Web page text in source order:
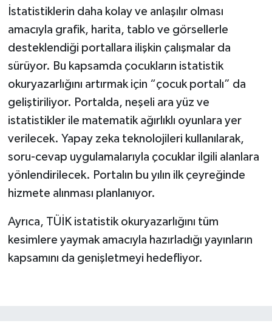
İstatistiklerin daha kolay ve anlaşılır olması
amacıyla grafik, harita, tablo ve görsellerle
desteklendiği portallara ilişkin çalışmalar da
sürüyor. Bu kapsamda çocukların istatistik
okuryazarlığını artırmak için “çocuk portalı” da
geliştiriliyor. Portalda, neşeli ara yüz ve
istatistikler ile matematik ağırlıklı oyunlara yer
verilecek. Yapay zeka teknolojileri kullanılarak,
soru-cevap uygulamalarıyla çocuklar ilgili alanlara
yönlendirilecek. Portalın bu yılın ilk çeyreğinde
hizmete alınması planlanıyor.
Ayrıca, TÜİK istatistik okuryazarlığını tüm
kesimlere yaymak amacıyla hazırladığı yayınların
kapsamını da genişletmeyi hedefliyor.